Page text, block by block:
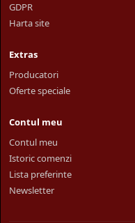
GDPR
Harta site
Extras
Producatori
Oferte speciale
Contul meu
Contul meu
Istoric comenzi
Lista preferinte
Newsletter